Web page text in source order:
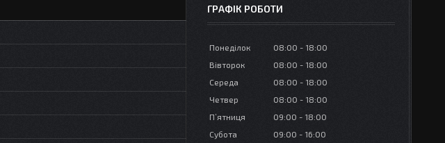
ГРАФІК РОБОТИ
Понеділок 08:00
18:00
Вівторок
08:00
18:00
Середа
08:00
18:00
Четвер
08:00
18:00
Пʼятниця
09:00
18:00
Субота
09:00
16:00